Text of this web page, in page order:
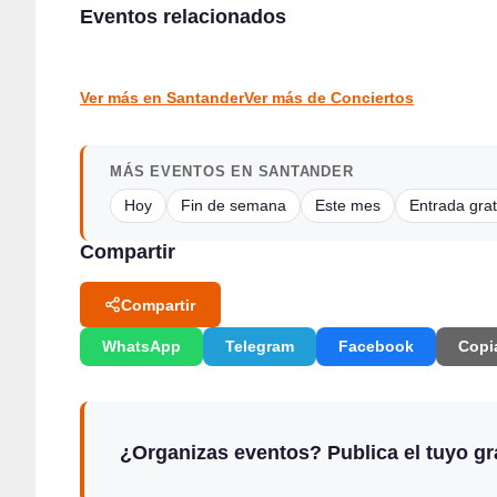
Eventos relacionados
Santander
Borleña Folk en Gran Bolera de Borleña, Toranzo
Ver más en SantanderVer más de Conciertos
MÁS EVENTOS EN SANTANDER
Hoy Fin de semana Este mes Entrada
Compartir
Compartir
WhatsApp Telegram Facebook
¿Organizas eventos? Publica el tuyo